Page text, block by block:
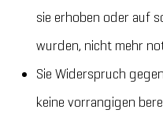
sie erhoben oder auf
wurden, nicht mehr
Sie Widerspruch
keine vorrangigen